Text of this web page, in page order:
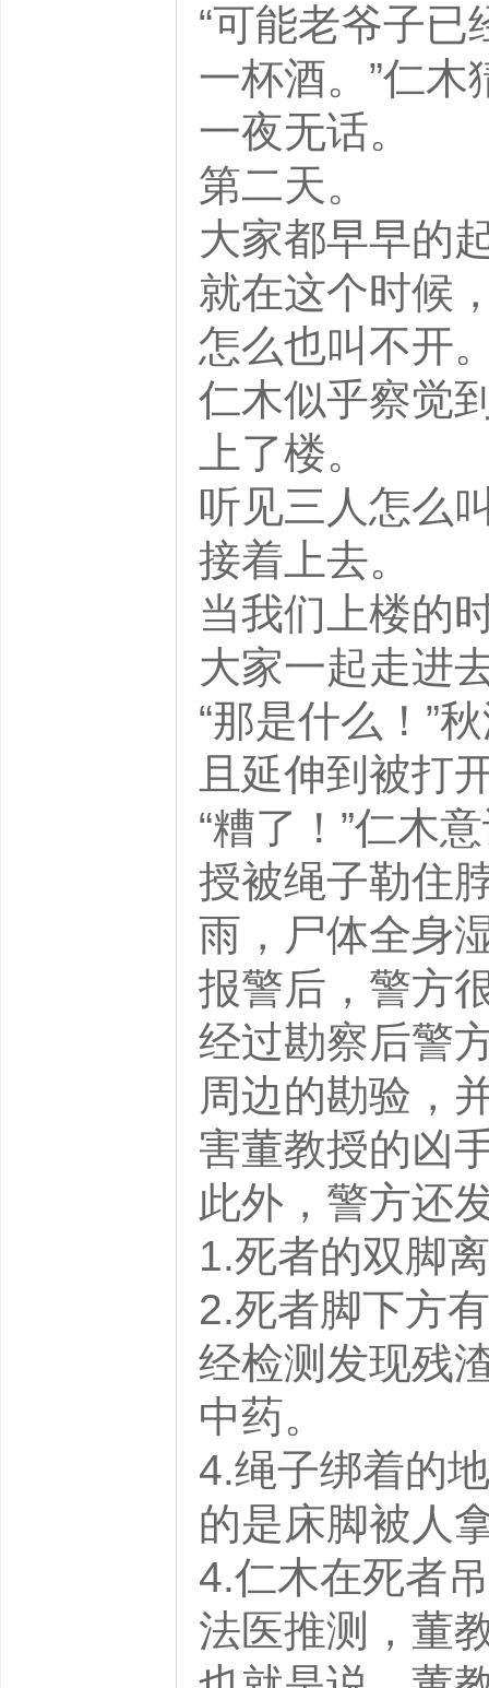
“可能老爷子
一杯酒。”仁木
一夜无话。
第二天。
大家都早早的
就在这个时候
怎么也叫不开
仁木似乎察觉
上了楼。
听见三人怎么
接着上去。
当我们上楼的
大家一起走进
“那是什么！”
且延伸到被打
“糟了！”仁木
授被绳子勒住
雨，尸体全身
报警后，警方
经过勘察后警
周边的勘验，
害董教授的凶
此外，警方还
1.死者的双脚
2.死者脚下方
经检测发现残
中药。
4.绳子绑着的
的是床脚被人
4.仁木在死者
法医推测，董